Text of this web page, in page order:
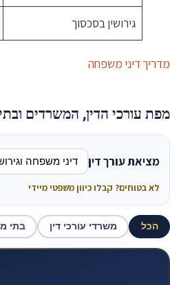
גירושין בסכסוך
מדריך דיני משפחה
מפת עורכי הדין, המשרדים
מציאת עורך דין
לא בטוחים? קבלו כיוון משפטי מיידי
הכל משרדי עורכי דין בתי